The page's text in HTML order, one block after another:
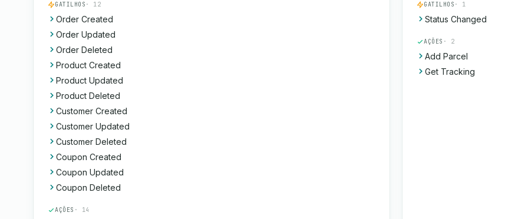
GATILHOS · 12
Order Created
Order Updated
Order Deleted
Product Created
Product Updated
Product Deleted
Customer Created
Customer Updated
Customer Deleted
Coupon Created
Coupon Updated
Coupon Deleted
AÇÕES · 14
GATILHOS · 1
Status Changed
AÇÕES · 2
Add Parcel
Get Tracking